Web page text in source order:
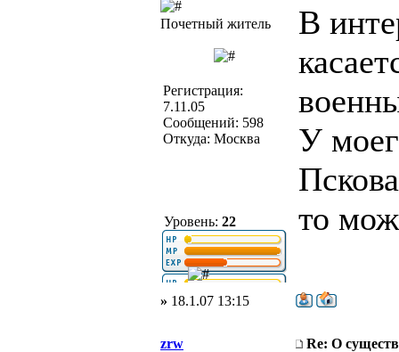
Почетный житель
Регистрация:
7.11.05
Сообщений: 598
Откуда: Москва
Уровень: 22
В
У
то
» 18.1.07 13:15
zrw Re: О